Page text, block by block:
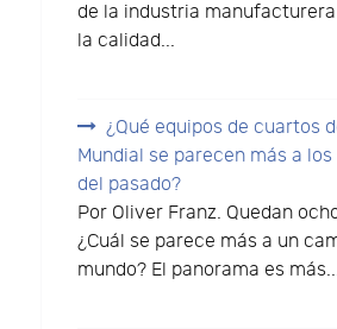
de la industria
la calidad...
¿Qué equipos de cuartos
Mundial se parecen más a
del pasado?
Por Oliver Franz. Quedan
¿Cuál se parece más a un
mundo? El panorama es